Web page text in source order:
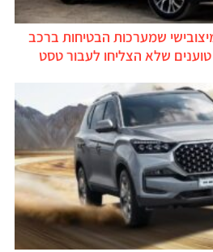
שמערכות הבטיחות ברכב
שלא הצליחו לעבור טסט